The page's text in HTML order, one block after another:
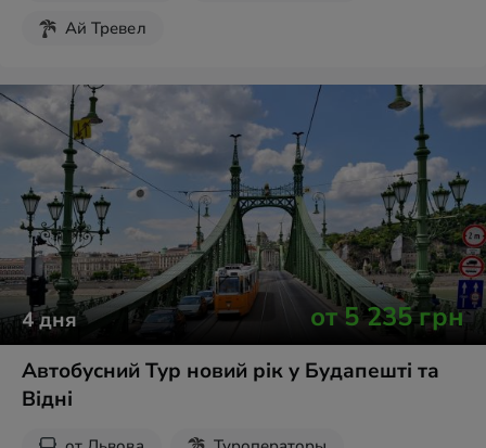
Ай Тревел
4дня от 5 235грн
Автобусний Тур новий рік у Будапешті та
Відні